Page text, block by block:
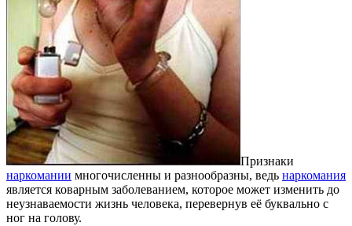
Признаки
наркомании многочисленны и разнообразны, ведь наркомания
является коварным заболеванием, которое может изменить до
неузнаваемости жизнь человека, перевернув её буквально с
ног на голову.